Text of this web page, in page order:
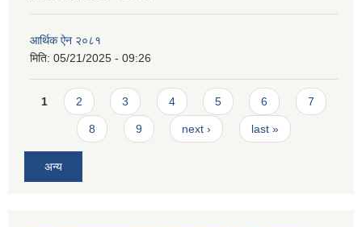
आर्थिक ऐन २०८१
मिति: 05/21/2025 - 09:26
Pages
1 2 3 4 5 6 7
8 9 next › last »
अन्य